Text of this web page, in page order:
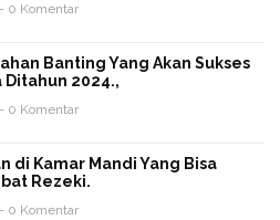
0 Komentar
Banting Yang Akan Sukses
Ditahun 2024.,
0 Komentar
di Kamar Mandi Yang Bisa
Rezeki.
0 Komentar